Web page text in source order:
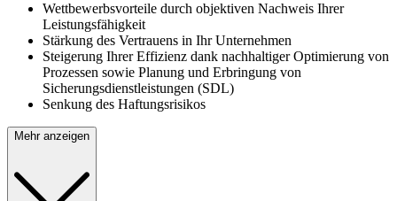
Wettbewerbsvorteile durch objektiven Nachweis Ihrer
Leistungsfähigkeit
Stärkung des Vertrauens in Ihr Unternehmen
Steigerung Ihrer Effizienz dank nachhaltiger Optimierung von
Prozessen sowie Planung und Erbringung von
Sicherungsdienstleistungen (SDL)
Senkung des Haftungsrisikos
Mehr anzeigen